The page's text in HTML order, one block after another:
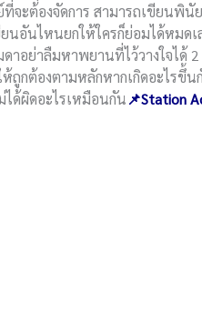
ต้องจัดการ สามารถเขียนพินัย
อันไหนยกให้ใครก็ย่อมได้หมดเ
าอย่าลืมหาพยานที่ไว้วางใจได้
กต้องตามหลักหากเกิดอะไรขึ้น
ด้ผิดอะไรเหมือนกัน📌Station